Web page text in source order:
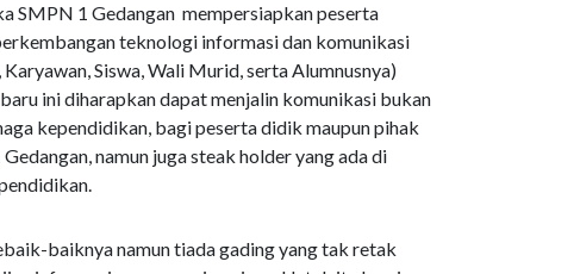
SMPN 1 Gedangan mempersiapkan peserta
teknologi informasi dan komunikasi
Siswa, Wali Murid, serta Alumnusnya)
ini diharapkan dapat menjalin komunikasi bukan
kependidikan, bagi peserta didik maupun pihak
namun juga steak holder yang ada di
baiknya namun tiada gading yang tak retak